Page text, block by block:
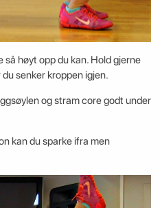
høyt opp du kan. Hold gjerne
senker kroppen igjen.
og stram core godt under
kan du sparke ifra men